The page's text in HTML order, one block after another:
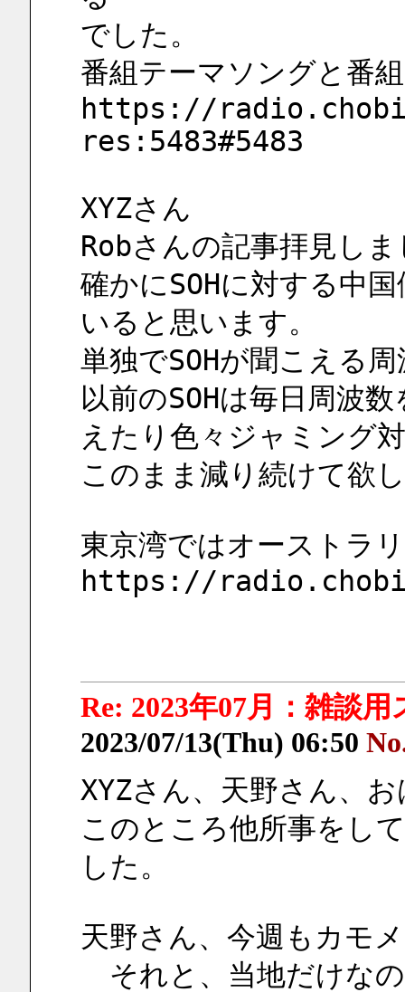
でした。
番組テーマソングと番
https://
res:5483#5483
XYZさん
Robさんの記事拝見し
確かにSOHに対する中
いると思います。
単独でSOHが聞こえる
以前のSOHは毎日周波
えたり色々ジャミング
このまま減り続けて欲
東京湾ではオーストラ
https://
Re: 2023年07月：雑談
2023/07/13(Thu) 06:50
XYZさん、天野さん、
このところ他所事をし
した。
天野さん、今週もカモ
それと、当地だけな